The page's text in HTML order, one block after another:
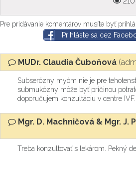
Pre pridávanie komentárov musíte byť
Prihláste sa cez
MUDr. Claudia Čuboňová
Subserózny myóm nie je pre
submukózny môže byť príčinou
doporučujem konzultáciu v centre
Mgr. D. Machničová & Mgr. J.
Treba konzultovať s lekárom. Pekný